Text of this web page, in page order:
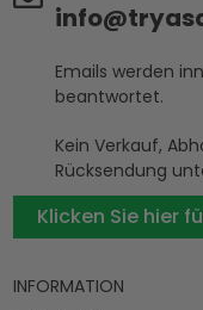
Emails werden
beantwortet.
Kein Verkauf,
Rücksendung
Klicken Sie hier
INFORMATION